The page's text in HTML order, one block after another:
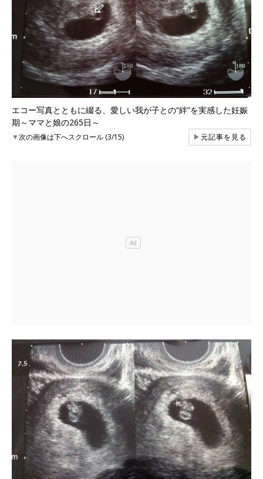
エコー写真とともに綴る、愛しい我が子との“絆”を実感した妊娠
期～ママと娘の265日～
▼次の画像は下へスクロール (3/15) ▶元記事を見る